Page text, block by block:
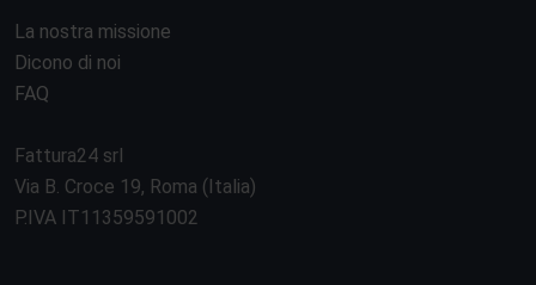
La nostra missione
Dicono di noi
FAQ
Fattura24 srl
Via B. Croce 19, Roma (Italia)
P.IVA IT11359591002